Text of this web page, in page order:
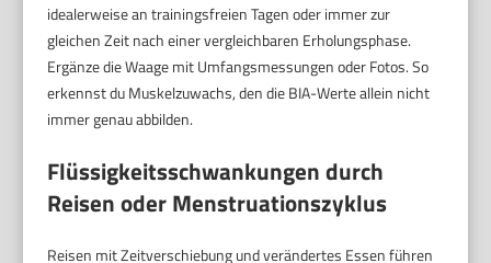
idealerweise an trainingsfreien Tagen oder immer zur
gleichen Zeit nach einer vergleichbaren Erholungsphase.
Ergänze die Waage mit Umfangsmessungen oder Fotos. So
erkennst du Muskelzuwachs, den die BIA-Werte allein nicht
immer genau abbilden.
Flüssigkeitsschwankungen durch
Reisen oder Menstruationszyklus
Reisen mit Zeitverschiebung und verändertes Essen führen